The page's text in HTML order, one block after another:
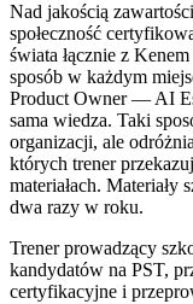
Nad jakością
społeczność
świata łącznie z
sposób w każdym
Product Owner — AI
sama wiedza. Taki
organizacji, ale
których trener
materiałach.
dwa razy w roku.
Trener prowadzący
kandydatów na PST,
certyfikacyjne i